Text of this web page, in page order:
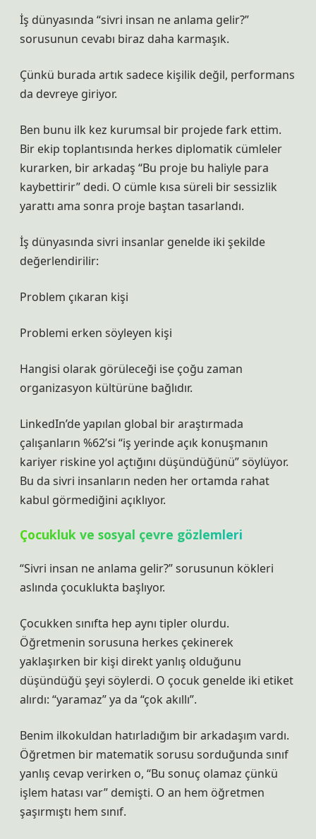
İş dünyasında “sivri insan ne anlama gelir?”
sorusunun cevabı biraz daha karmaşık.
Çünkü burada artık sadece kişilik değil, performans
da devreye giriyor.
Ben bunu ilk kez kurumsal bir projede fark ettim.
Bir ekip toplantısında herkes diplomatik cümleler
kurarken, bir arkadaş “Bu proje bu haliyle para
kaybettirir” dedi. O cümle kısa süreli bir sessizlik
yarattı ama sonra proje baştan tasarlandı.
İş dünyasında sivri insanlar genelde iki şekilde
değerlendirilir:
Problem çıkaran kişi
Problemi erken söyleyen kişi
Hangisi olarak görüleceği ise çoğu zaman
organizasyon kültürüne bağlıdır.
LinkedIn’de yapılan global bir araştırmada
çalışanların %62’si “iş yerinde açık konuşmanın
kariyer riskine yol açtığını düşündüğünü” söylüyor.
Bu da sivri insanların neden her ortamda rahat
kabul görmediğini açıklıyor.
Çocukluk ve sosyal çevre gözlemleri
“Sivri insan ne anlama gelir?” sorusunun kökleri
aslında çocuklukta başlıyor.
Çocukken sınıfta hep aynı tipler olurdu.
Öğretmenin sorusuna herkes çekinerek
yaklaşırken bir kişi direkt yanlış olduğunu
düşündüğü şeyi söylerdi. O çocuk genelde iki etiket
alırdı: “yaramaz” ya da “çok akıllı”.
Benim ilkokuldan hatırladığım bir arkadaşım vardı.
Öğretmen bir matematik sorusu sorduğunda sınıf
yanlış cevap verirken o, “Bu sonuç olamaz çünkü
işlem hatası var” demişti. O an hem öğretmen
şaşırmıştı hem sınıf.